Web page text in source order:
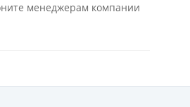
менеджерам компании